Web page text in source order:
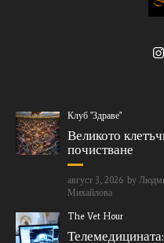
Клуб "Здраве"
Великото
почистване
август 3, 2026 by
Михайлова
The Vet Hour